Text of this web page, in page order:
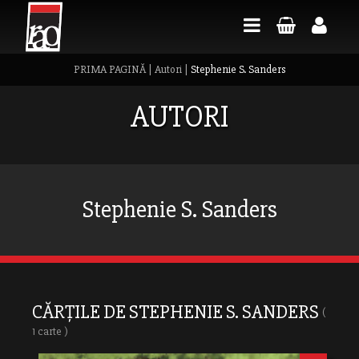
PRIMA PAGINĂ| Autori Stephenie S. Sanders
AUTORI
Stephenie S. Sanders
CĂRȚILE DE STEPHENIE S. SANDERS (
1 carte )